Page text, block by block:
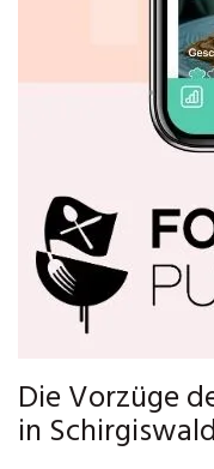
Die Vorzüge
in